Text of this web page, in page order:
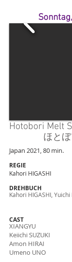
Hotobori Melt
ほと
Japan 2021, 80 min.
REGIE
DREHBUCH
CAST
Kahori HIGASHI
Kahori HIGASHI, Yuichi
XIANGYU
Keiichi SUZUKI
Amon HIRAI
Umeno UNO